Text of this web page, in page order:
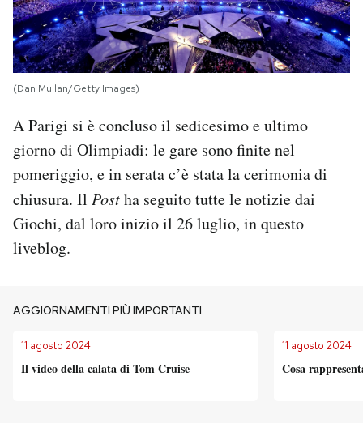
I MIEI PREFERITI
CALENDARIO
AREA PERSONALE
(Dan Mullan/Getty Images)
A Parigi si è concluso il sedicesimo e ultimo
giorno di Olimpiadi: le gare sono finite nel
pomeriggio, e in serata c’è stata la cerimonia di
chiusura. Il Postha seguito tutte le notizie dai
Giochi, dal loro inizio il 26 luglio, in questo
liveblog.
AGGIORNAMENTI PIÙ IMPORTANTI
11 agosto 2024
Il video della calata di Tom Cruise
11 agosto 2024
Cosa